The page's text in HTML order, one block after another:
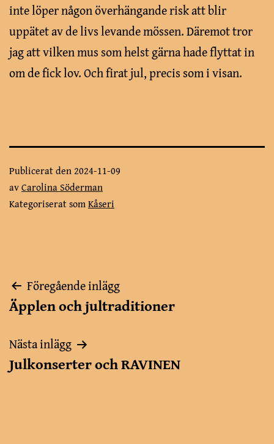
inte löper någon överhängande risk att blir
uppätet av de livs levande mössen. Däremot tror
jag att vilken mus som helst gärna hade flyttat in
om de fick lov. Och firat jul, precis som i visan.
Publicerat den2024-11-09
avCarolina Söderman
Kategoriserat somKåseri
Inläggsnavigering
Föregående inlägg
Äpplen och jultraditioner
Nästa inlägg
Julkonserter och RAVINEN